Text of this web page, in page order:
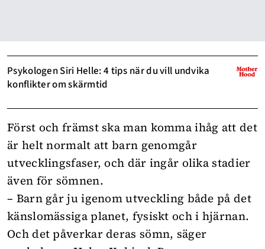
Psykologen Siri Helle: 4 tips när du vill undvika
konflikter om skärmtid
Först och främst ska man komma ihåg att det
är helt normalt att barn genomgår
utvecklingsfaser, och där ingår olika stadier
även för sömnen.
– Barn går ju igenom utveckling både på det
känslomässiga planet, fysiskt och i hjärnan.
Och det påverkar deras sömn, säger